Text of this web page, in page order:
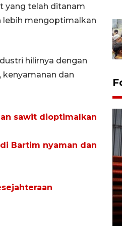
yang telah ditanam
lebih mengoptimalkan
hilirnya dengan
dan
sawit dioptimalkan
Bartim nyaman dan